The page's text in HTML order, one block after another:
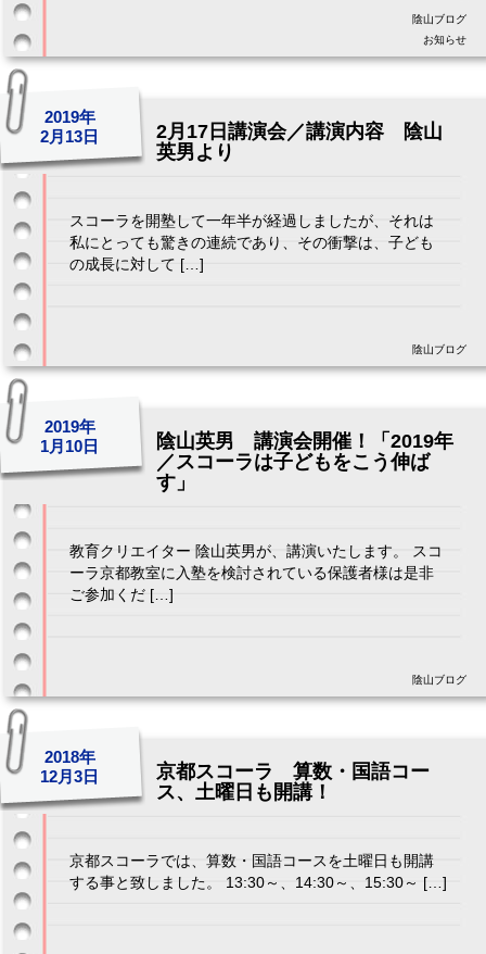
陰山ブログ
お知らせ
2月17日講演会／講演内容 陰山
英男より
2019年
2月13日
スコーラを開塾して一年半が経過しましたが、それは
私にとっても驚きの連続であり、その衝撃は、子ども
の成長に対して […]
陰山ブログ
陰山英男 講演会開催！「2019年
／スコーラは子どもをこう伸ば
す」
2019年
1月10日
教育クリエイター 陰山英男が、講演いたします。 スコ
ーラ京都教室に入塾を検討されている保護者様は是非
ご参加くだ […]
陰山ブログ
京都スコーラ 算数・国語コー
ス、土曜日も開講！
2018年
12月3日
京都スコーラでは、算数・国語コースを土曜日も開講
する事と致しました。 13:30～、14:30～、15:30～ […]